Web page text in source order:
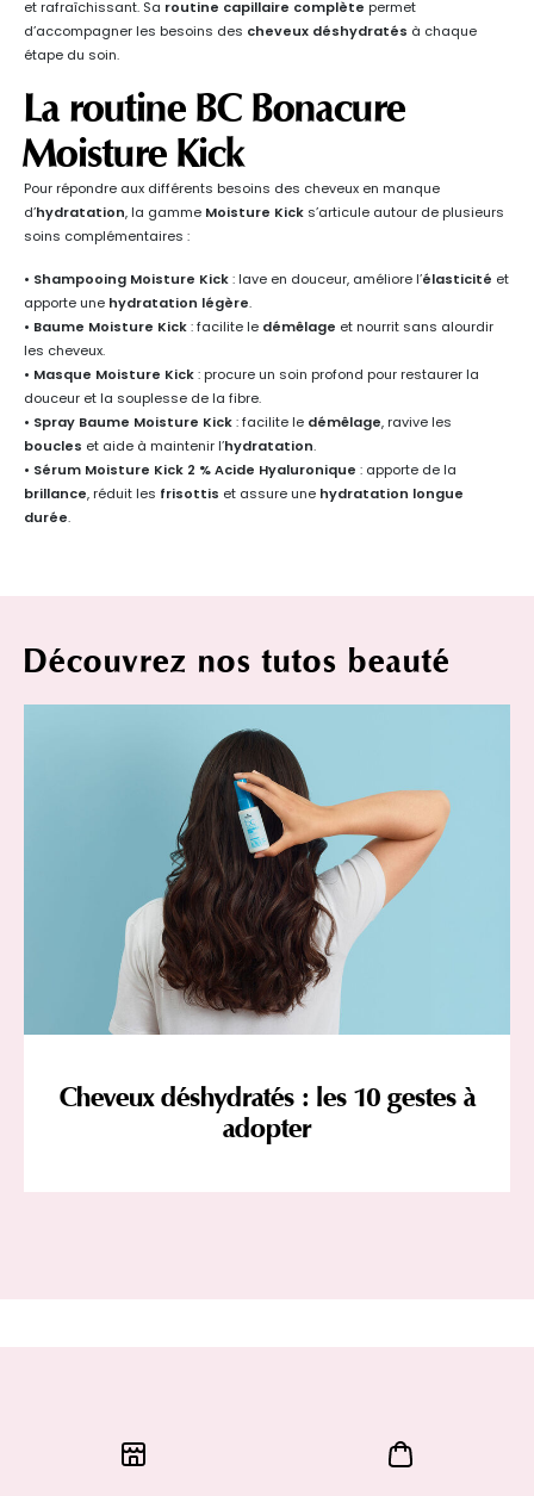
et rafraîchissant. Sa routine capillaire complète permet
d’accompagner les besoins des cheveux déshydratés à chaque
étape du soin.
La routine BC Bonacure
Moisture Kick
Pour répondre aux différents besoins des cheveux en manque
d’hydratation, la gamme Moisture Kick s’articule autour de plusieurs
soins complémentaires :
• Shampooing Moisture Kick: lave en douceur, améliore l’élasticité et
apporte une hydratation légère.
• Baume Moisture Kick: facilite le démêlage et nourrit sans alourdir
les cheveux.
• Masque Moisture Kick: procure un soin profond pour restaurer la
douceur et la souplesse de la fibre.
• Spray Baume Moisture Kick: facilite le démêlage, ravive les
boucles et aide à maintenir l’hydratation.
• Sérum Moisture Kick 2 % Acide Hyaluronique : apporte de la
brillance, réduit les frisottis et assure une hydratation longue
durée.
Découvrez nos tutos beauté
Cheveux déshydratés : les 10 gestes à
adopter